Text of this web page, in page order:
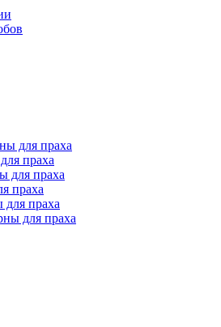
для праха
праха
для праха
праха
праха
для праха